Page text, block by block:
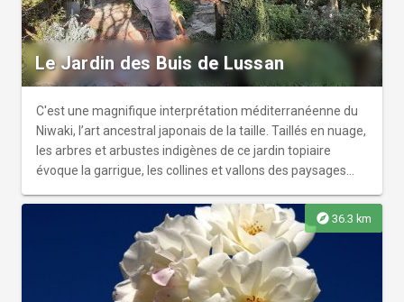
le passé furent replantées avec des recherches sur les
noms botaniques en provençal. r Dans ce lieu, sont
organisées de nombreuses manifestations
commémoratives et culturelles.
Le Jardin des Buis de Lussan
C'est une magnifique interprétation méditerranéenne du
Niwaki, l’art ancestral japonais de la taille. Taillés en nuage,
les arbres et arbustes indigènes de ce jardin topiaire
évoque la garrigue, les collines et vallons des paysages
explore 36.3 km